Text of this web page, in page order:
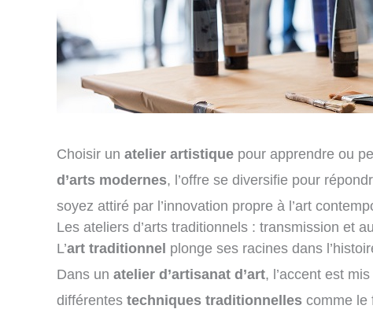
Choisir un atelier artistique pour apprendre ou
d’arts modernes, l’offre se diversifie pour
soyez attiré par l’innovation propre à l’art
Les ateliers d’arts traditionnels : transmission et
L’art traditionnel plonge ses racines dans
Dans un atelier d’artisanat d’art, l’accent est
différentes techniques traditionnelles comme le